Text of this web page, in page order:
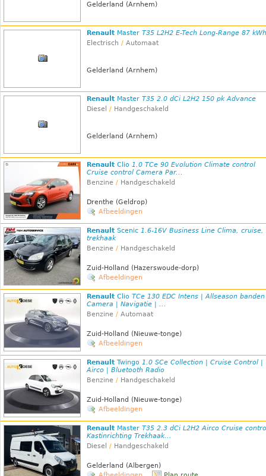
Gelderland (Arnhem)
Renault Master T35 L2H2 E-Tech Long-Range 87 kWh
Electrisch / Automaat
Gelderland (Arnhem)
Renault Master T35 2.0 dCi L2H2 150 pk Advance
Diesel
/ Handgeschakeld
Gelderland (Arnhem)
Renault Clio 1.0 TCe 90 Evolution Climate control
Cruise control Camera Par...
Benzine / Handgeschakeld
Drenthe (Geldrop)
Afbeeldingen
Renault Scenic 1.6-16V Business Line Clima, cruise,
trekhaak
Benzine / Handgeschakeld
Zuid-Holland (Hazerswoude-dorp)
Afbeeldingen
Renault Clio TCe 130 EDC Intens | Allseason
Camera | Navigatie | ...
Benzine / Automaat
Zuid-Holland (Nieuwe-tonge)
Afbeeldingen
Renault Twingo 1.0 SCe Collection | Cruise Control |
Airco | Bluetooth Radio
Benzine / Handgeschakeld
Zuid-Holland (Nieuwe-tonge)
Afbeeldingen
Renault Master T35 2.3 dCi L2H2 Airco Cruise
Kastinrichting Trekhaak...
Diesel
/ Handgeschakeld
Gelderland (Albergen)